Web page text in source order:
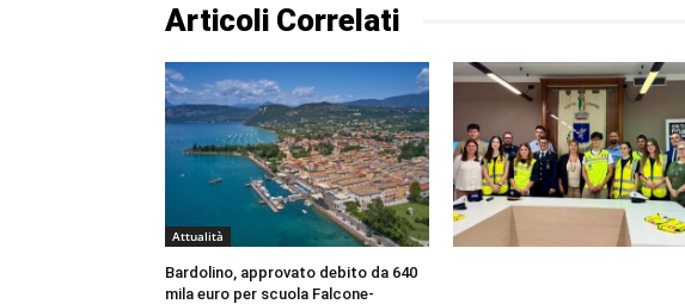
Articoli Correlati
Attualità
Bardolino, approvato debito da 640
mila euro per scuola Falcone-